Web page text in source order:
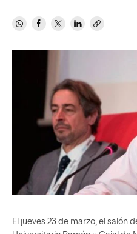
El jueves 23 de marzo, el salón